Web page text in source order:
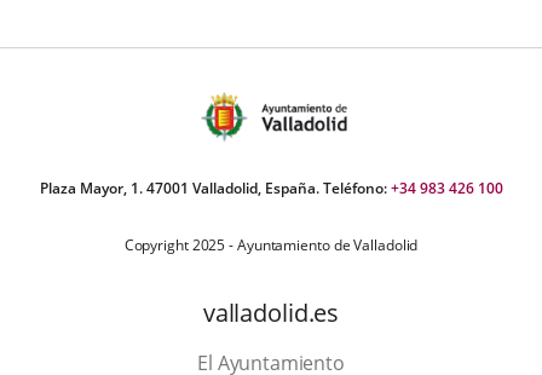
Plaza Mayor, 1. 47001 Valladolid, España. Teléfono:+34 983 426 100
Copyright 2025 - Ayuntamiento de Valladolid
valladolid.es
El Ayuntamiento